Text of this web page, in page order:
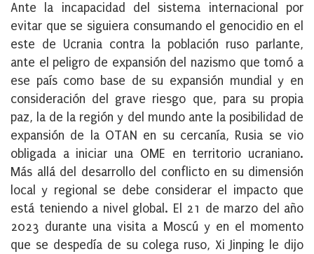
Ante la incapacidad del sistema internacional por
evitar que se siguiera consumando el genocidio en el
este de Ucrania contra la población ruso parlante,
ante el peligro de expansión del nazismo que tomó a
ese país como base de su expansión mundial y en
consideración del grave riesgo que, para su propia
paz, la de la región y del mundo ante la posibilidad de
expansión de la OTAN en su cercanía, Rusia se vio
obligada a iniciar una OME en territorio ucraniano.
Más allá del desarrollo del conflicto en su dimensión
local y regional se debe considerar el impacto que
está teniendo a nivel global. El 21 de marzo del año
2023 durante una visita a Moscú y en el momento
que se despedía de su colega ruso, Xi Jinping le dijo